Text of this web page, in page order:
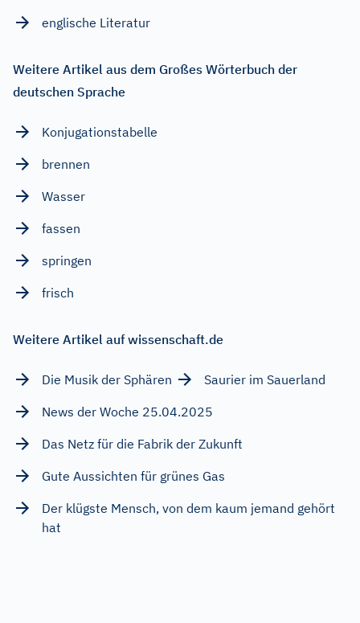
englische Literatur
Weitere Artikel aus dem Großes Wörterbuch der
deutschen Sprache
Konjugationstabelle
brennen
Wasser
fassen
springen
frisch
Weitere Artikel auf wissenschaft.de
Die Musik der Sphären
Saurier im Sauerland
News der Woche 25.04.2025
Das Netz für die Fabrik der Zukunft
Gute Aussichten für grünes Gas
Der klügste Mensch, von dem kaum jemand gehört
hat